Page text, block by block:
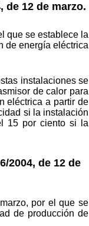
de 12 de marzo.
que se establece la
de energía eléctrica
instalaciones se
de calor para
eléctrica a partir de
si la instalación
15 por ciento si la
2004, de 12 de
por el que se
de producción de